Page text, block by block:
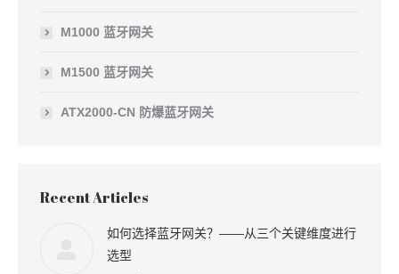
M1000 蓝牙网关
M1500 蓝牙网关
ATX2000-CN 防爆蓝牙网关
Recent Articles
如何选择蓝牙网关？——从三个关键维度进行
选型